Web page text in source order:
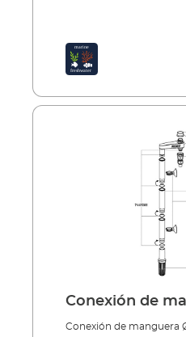
Conexión de
Conexión de manguera